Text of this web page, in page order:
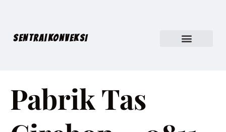
SENTRA|KONVEKSI
Pabrik Tas